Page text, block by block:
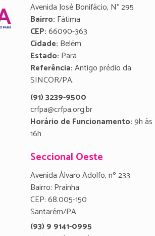
Avenida José Bonifácio, N° 295
Bairro: Fátima
CEP:66090-363
Cidade: Belém
Estado: Para
Referência:Antigo prédio da
SINCOR/PA.
(91) 3239-9500
crfpa@crfpa.org.br
Horário de Funcionamento:9h às
16h
Seccional Oeste
Avenida Álvaro Adolfo, nº 233
Bairro: Prainha
CEP: 68.005-150
Santarém/PA
(93) 9 9141-0995